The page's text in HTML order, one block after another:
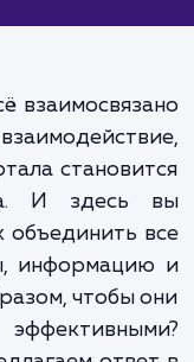
всё
И
объединить